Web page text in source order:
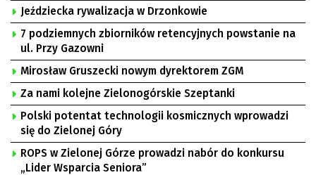
Jeździecka rywalizacja w Drzonkowie
7 podziemnych zbiorników retencyjnych powstanie na
ul. Przy Gazowni
Mirosław Gruszecki nowym dyrektorem ZGM
Za nami kolejne Zielonogórskie Szeptanki
Polski potentat technologii kosmicznych wprowadzi
się do Zielonej Góry
ROPS w Zielonej Górze prowadzi nabór do konkursu
„Lider Wsparcia Seniora”